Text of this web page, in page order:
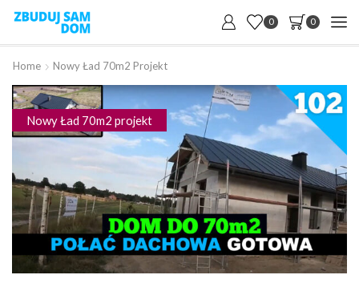
0 0
Home Nowy Ład 70m2 Projekt
Nowy Ład 70m2 projekt